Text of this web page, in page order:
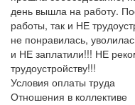
день вышла на работу.
работы, так и НЕ
не понравилась,
и НЕ заплатили!!! НЕ
трудоустройству!!!
Условия оплаты труда
Отношения в коллективе